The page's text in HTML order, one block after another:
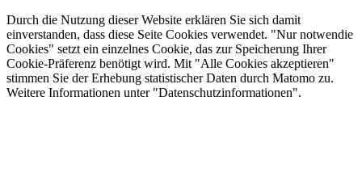
Durch die Nutzung dieser Website erklären Sie sich damit
einverstanden, dass diese Seite Cookies verwendet. "Nur notwendie
Cookies" setzt ein einzelnes Cookie, das zur Speicherung Ihrer
Cookie-Präferenz benötigt wird. Mit "Alle Cookies akzeptieren"
stimmen Sie der Erhebung statistischer Daten durch Matomo zu.
Weitere Informationen unter "Datenschutzinformationen".